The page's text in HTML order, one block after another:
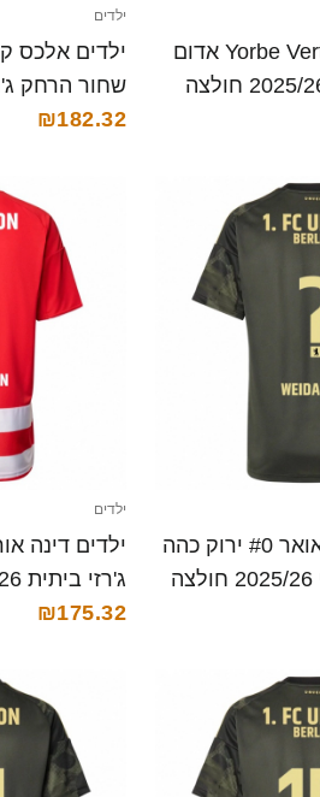
ילדים Yorbe Vertessen #7 אדום
לבן ג'רזי ביתית 2025/26 חולצה
ילדים
קצרה
₪182.32
ילדים סופיה ויידאואר #0 ירוק כהה
שחור הרחק ג'רזי 2025/26 חולצה
ילדים
ג'רזי ביתית 2025/26 חולצה קצרה
₪175.32